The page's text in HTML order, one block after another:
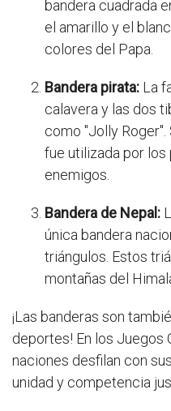
bandera cuadrada
el amarillo y el
colores del Papa.
Bandera pirata: La
calavera y las dos
como "Jolly
fue utilizada por los
enemigos.
Bandera de Nepal:
única bandera
triángulos. Estos
montañas del
¡Las banderas son
deportes! En los Juegos
naciones desfilan con
unidad y competencia